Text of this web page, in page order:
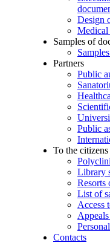
Design
Medical
Samples of
Partners
Public
Public
To the citizens
Library
Resorts
List of
Access
Contacts